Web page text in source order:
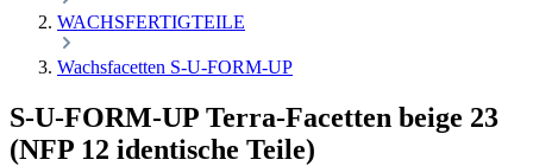
WACHSFERTIGTEILE
Wachsfacetten S-U-FORM-UP
S-U-FORM-UP Terra-Facetten beige 23
(NFP 12 identische Teile)